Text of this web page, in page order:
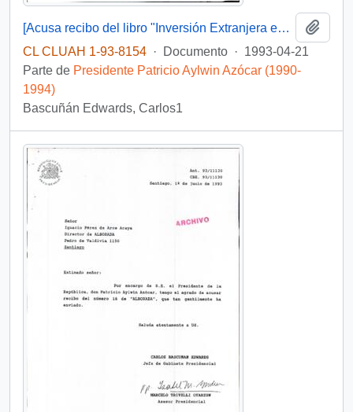
[Acusa recibo del libro "Inversión Extranjera en Chile"]
CL CLUAH 1-93-8154 · Documento · 1993-04-21
Parte de Presidente Patricio Aylwin Azócar (1990-
1994)
Bascuñán Edwards, Carlos1